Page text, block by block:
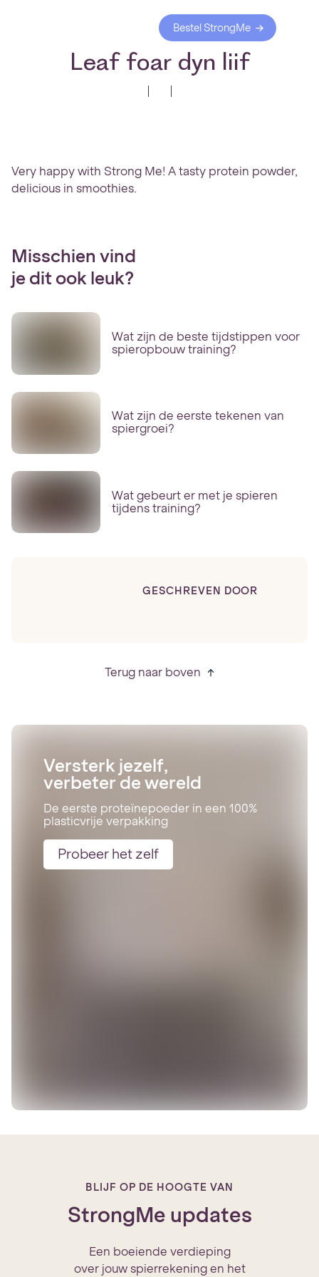
Bestel StrongMe
Leaf foar dyn liif
Very happy with Strong Me! A tasty protein powder,
delicious in smoothies.
Misschien vind
je dit ook leuk?
Wat zijn de beste tijdstippen voor
spieropbouw training?
Wat zijn de eerste tekenen van
spiergroei?
Wat gebeurt er met je spieren
tijdens training?
GESCHREVEN DOOR
Terug naar boven
Versterk jezelf,
verbeter de wereld
De eerste proteïnepoeder in een 100%
plasticvrije verpakking
Probeer het zelf
BLIJF OP DE HOOGTE VAN
StrongMe updates
Een boeiende verdieping
over jouw spierrekening en het